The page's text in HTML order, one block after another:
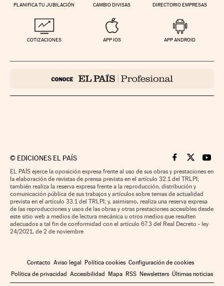
PLANIFICA TU JUBILACIÓN CAMBIO DIVISAS DIRECTORIO EMPRESAS
COTIZACIONES APP IOS APP ANDROID
© EDICIONES EL PAÍS Cinco Días en
Cinco Días
Cinco
EL PAÍS ejerce la oposición expresa frente al uso de sus obras y prestaciones en
la elaboración de revistas de prensa prevista en el artículo 32.1 del TRLPI;
también realiza la reserva expresa frente a la reproducción, distribución y
comunicación pública de sus trabajos y artículos sobre temas de actualidad
prevista en el artículo 33.1 del TRLPI; y, asimismo, realiza una reserva expresa
de las reproducciones y usos de las obras y otras prestaciones accesibles desde
este sitio web a medios de lectura mecánica u otros medios que resulten
adecuados a tal fin de conformidad con el artículo 67.3 del Real Decreto - ley
24/2021, de 2 de noviembre
Contacto Aviso legal Política cookies Configuración de cookies
Política de privacidad Accesibilidad Mapa RSS Newsletters Últimas noticias